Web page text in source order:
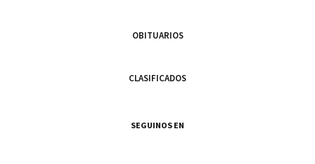
OBITUARIOS
CLASIFICADOS
SEGUINOS EN